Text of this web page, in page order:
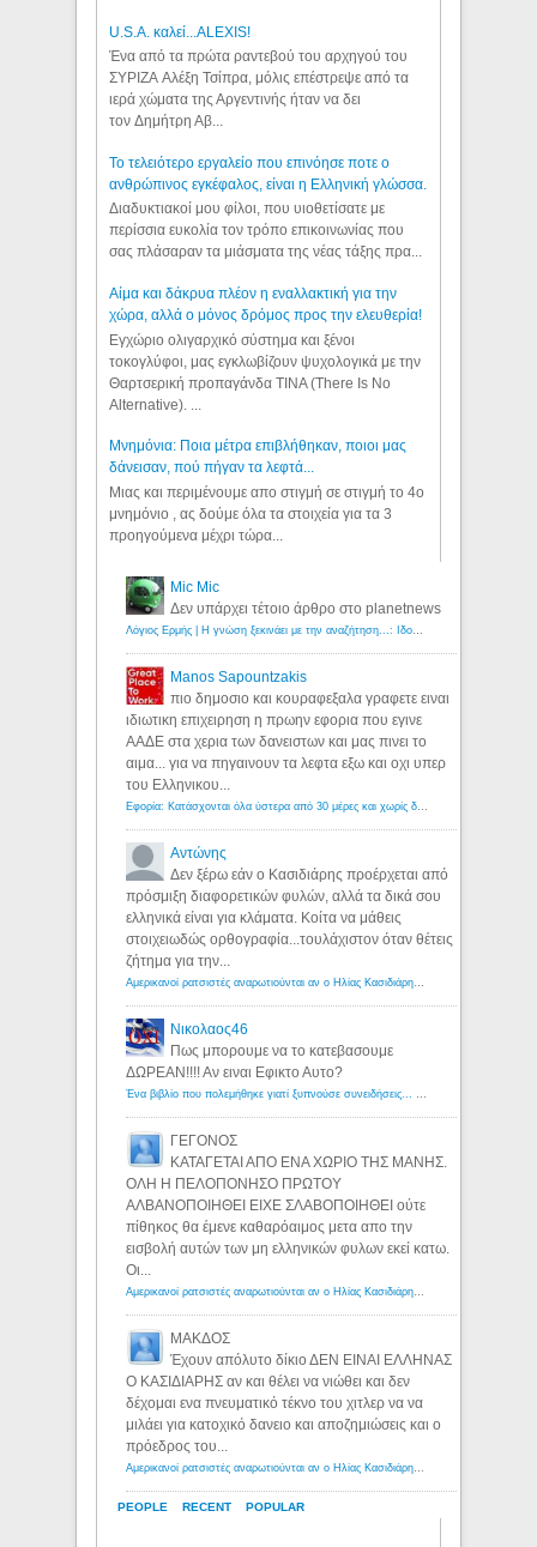
U.S.A. καλεί...ALEXIS!
Ένα από τα πρώτα ραντεβού του αρχηγού του
ΣΥΡΙΖΑ Αλέξη Τσίπρα, μόλις επέστρεψε από τα
ιερά χώματα της Αργεντινής ήταν να δει
τον Δημήτρη Αβ...
Το τελειότερο εργαλείο που επινόησε ποτε ο
ανθρώπινος εγκέφαλος, είναι η Ελληνική γλώσσα.
Διαδυκτιακοί μου φίλοι, που υιοθετίσατε με
περίσσια ευκολία τον τρόπο επικοινωνίας που
σας πλάσαραν τα μιάσματα της νέας τάξης πρα...
Αίμα και δάκρυα πλέον η εναλλακτική για την
χώρα, αλλά ο μόνος δρόμος προς την ελευθερία!
Εγχώριο ολιγαρχικό σύστημα και ξένοι
τοκογλύφοι, μας εγκλωβίζουν ψυχολογικά με την
Θαρτσερική προπαγάνδα TINA (There Is No
Alternative). ...
Μνημόνια: Ποια μέτρα επιβλήθηκαν, ποιοι μας
δάνεισαν, πού πήγαν τα λεφτά...
Μιας και περιμένουμε απο στιγμή σε στιγμή το 4ο
μνημόνιο , ας δούμε όλα τα στοιχεία για τα 3
προηγούμενα μέχρι τώρα...
PEOPLE RECENT POPULAR
Mic Mic
Δεν υπάρχει τέτοιο άρθρο στο planetnews
Λόγιος Ερμής | Η γνώση ξεκινάει με την αναζήτηση...: Ιδού οι 18 που χρωστούν 11 δις ευρώ!
Manos Sapountzakis
πιο δημοσιο και κουραφεξαλα γραφετε ειναι
ιδιωτικη επιχειρηση η πρωην εφορια που εγινε
ΑΑΔΕ στα χερια των δανειστων και μας πινει το
αιμα... για να πηγαινουν τα λεφτα εξω και οχι υπερ
του Ελληνικου...
Εφορία: Κατάσχονται όλα ύστερα από 30 μέρες και χωρίς δικαστικές αποφάσεις - Λόγιος Ερμής
Αντώνης
Δεν ξέρω εάν ο Κασιδιάρης προέρχεται από
πρόσμιξη διαφορετικών φυλών, αλλά τα δικά σου
ελληνικά είναι για κλάματα. Κοίτα να μάθεις
στοιχειωδώς ορθογραφία...τουλάχιστον όταν θέτεις
ζήτημα για την...
Αμερικανοί ρατσιστές αναρωτιούνται αν ο Ηλίας Κασιδιάρης ανήκει στη λευκή φυλή... - Λόγιος Ερμής
Νικολαος46
Πως μπορουμε να το κατεβασουμε
ΔΩΡΕΑΝ!!!! Αν ειναι Εφικτο Αυτο?
Ένα βιβλίο που πολεμήθηκε γιατί ξυπνούσε συνειδήσεις... - Λόγιος Ερμής | Η γνώση ξεκινάει με την αναζήτηση...
ΓΕΓΟΝΟΣ
ΚΑΤΑΓΕΤΑΙ ΑΠΟ ΕΝΑ ΧΩΡΙΟ ΤΗΣ ΜΑΝΗΣ.
ΟΛΗ Η ΠΕΛΟΠΟΝΗΣΟ ΠΡΩΤΟΥ
ΑΛΒΑΝΟΠΟΙΗΘΕΙ ΕΙΧΕ ΣΛΑΒΟΠΟΙΗΘΕΙ ούτε
πίθηκος θα έμενε καθαρόαιμος μετα απο την
εισβολή αυτών των μη ελληνικών φυλων εκεί κατω.
Οι...
Αμερικανοί ρατσιστές αναρωτιούνται αν ο Ηλίας Κασιδιάρης ανήκει στη λευκή φυλή... - Λόγιος Ερμής
ΜΑΚΔΟΣ
Έχουν απόλυτο δίκιο ΔΕΝ ΕΙΝΑΙ ΕΛΛΗΝΑΣ
Ο ΚΑΣΙΔΙΑΡΗΣ αν και θέλει να νιώθει και δεν
δέχομαι ενα πνευματικό τέκνο του χιτλερ να να
μιλάει για κατοχικό δανειο και αποζημιώσεις και ο
πρόεδρος του...
Αμερικανοί ρατσιστές αναρωτιούνται αν ο Ηλίας Κασιδιάρης ανήκει στη λευκή φυλή... - Λόγιος Ερμής